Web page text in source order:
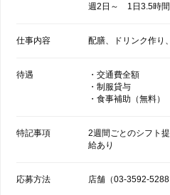
週2日～ 1日3.5時
仕事内容 配膳、ドリンク作り
待遇
・交通費全額
・制服貸与
・食事補助（無料）
特記事項
2週間ごとのシフト
給あり
応募方法 店舗（03-3592-